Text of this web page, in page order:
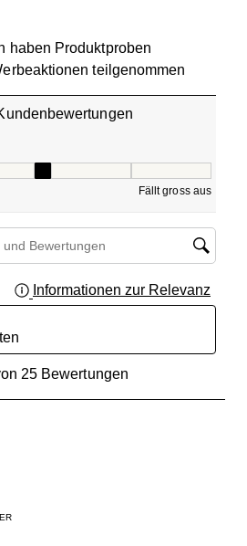
haben Produktproben
teilgenommen
Fällt gross aus
durchsuchen Suche nach Region
Informationen zur Relevanz
25 Bewertungen